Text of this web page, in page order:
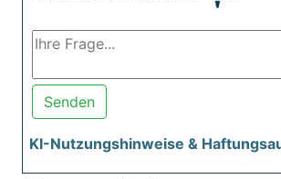
Senden
KI-Nutzungshinweise &